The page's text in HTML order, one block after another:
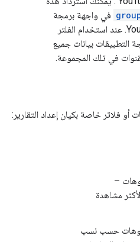
في واجهة برمجة
التطبيقات بيانات جميع
في تلك المجموعة.
أو فلاتر خاصة بكيان إعداد التقارير:
–
مشاهدة
فيديوهات حسب نسب